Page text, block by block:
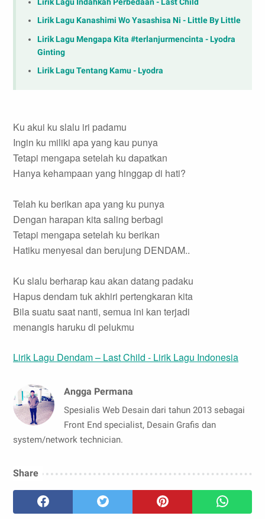
Lirik Lagu Kanashimi Wo Yasashisa Ni - Little By Little
Lirik Lagu Mengapa Kita #terlanjurmencinta - Lyodra
Ginting
Lirik Lagu Tentang Kamu - Lyodra
Ku akui ku slalu iri padamu
Ingin ku miliki apa yang kau punya
Tetapi mengapa setelah ku dapatkan
Hanya kehampaan yang hinggap di hati?
Telah ku berikan apa yang ku punya
Dengan harapan kita saling berbagi
Tetapi mengapa setelah ku berikan
Hatiku menyesal dan berujung DENDAM..
Ku slalu berharap kau akan datang padaku
Hapus dendam tuk akhiri pertengkaran kita
Bila suatu saat nanti, semua ini kan terjadi
menangis haruku di pelukmu
Lirik Lagu Dendam – Last Child - Lirik Lagu Indonesia
Angga Permana
Spesialis Web Desain dari tahun 2013 sebagai
Front End specialist, Desain Grafis dan
system/network technician.
Share